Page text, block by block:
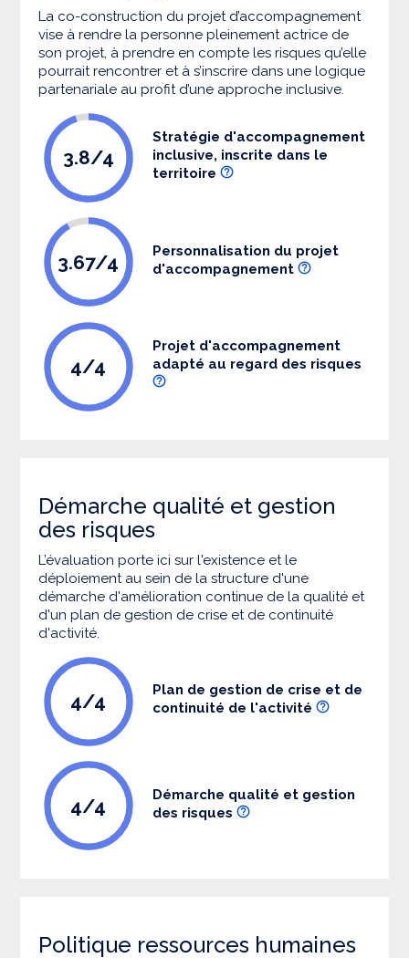
La co-construction du projet d’accompagnement
vise à rendre la personne pleinement actrice de
son projet, à prendre en compte les risques qu’elle
pourrait rencontrer et à s’inscrire dans une logique
partenariale au profit d’une approche inclusive.
3.8/4
Stratégie d'accompagnement
inclusive, inscrite dans le
territoire
3.67/4
Personnalisation du projet
d'accompagnement
4/4
Projet d'accompagnement
adapté au regard des risques
Démarche qualité et gestion
des risques
L’évaluation porte ici sur l'existence et le
déploiement au sein de la structure d'une
démarche d'amélioration continue de la qualité et
d'un plan de gestion de crise et de continuité
d'activité.
4/4
Plan de gestion de crise et de
continuité de l'activité
4/4
Démarche qualité et gestion
des risques
Politique ressources humaines